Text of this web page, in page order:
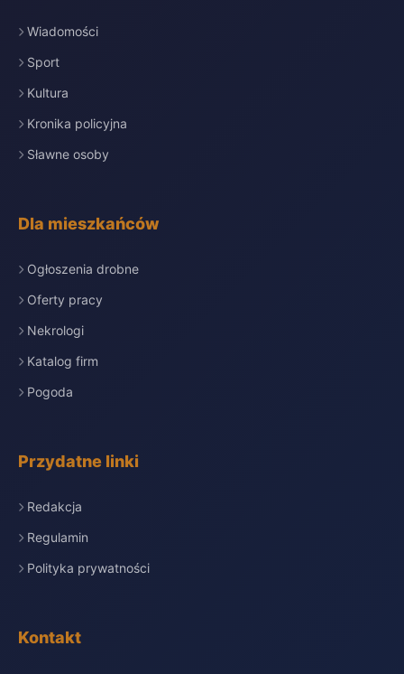
Wiadomości
Sport
Kultura
Kronika policyjna
Sławne osoby
Dla mieszkańców
Ogłoszenia drobne
Oferty pracy
Nekrologi
Katalog firm
Pogoda
Przydatne linki
Redakcja
Regulamin
Polityka prywatności
Kontakt